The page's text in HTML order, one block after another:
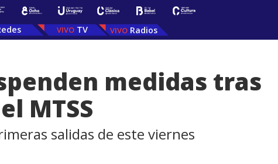
TV Radios
medidas tras
MTSS
salidas de este viernes